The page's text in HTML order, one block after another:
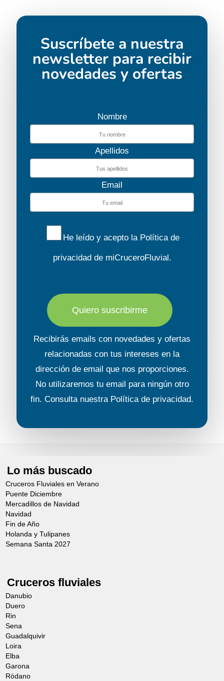
Suscríbete a nuestra
newsletter para recibir
novedades y ofertas
Nombre
Apellidos
Email
He leído y acepto la Política de
privacidadde miCruceroFluvial.
Quiero suscribirme
Recibirás emails con novedades y ofertas
relacionadas con tus intereses en la
dirección de email que nos proporciones.
No utilizaremos tu email para ningún otro
fin. Consulta nuestra Política de privacidad.
Lo más buscado
Cruceros Fluviales en Verano
Puente Diciembre
Mercadillos de Navidad
Navidad
Fin de Año
Holanda y Tulipanes
Semana Santa 2027
Cruceros fluviales
Danubio
Duero
Rin
Sena
Guadalquivir
Loira
Elba
Garona
Ródano